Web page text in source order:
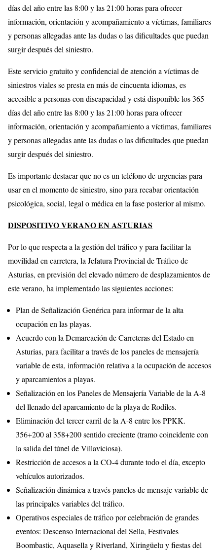
días del año entre las 8:00 y las 21:00 horas para ofrecer
información, orientación y acompañamiento a víctimas, familiares
y personas allegadas ante las dudas o las dificultades que puedan
surgir después del siniestro.
Este servicio gratuito y confidencial de atención a víctimas de
siniestros viales se presta en más de cincuenta idiomas, es
accesible a personas con discapacidad y está disponible los 365
días del año entre las 8:00 y las 21:00 horas para ofrecer
información, orientación y acompañamiento a víctimas, familiares
y personas allegadas ante las dudas o las dificultades que puedan
surgir después del siniestro.
Es importante destacar que no es un teléfono de urgencias para
usar en el momento de siniestro, sino para recabar orientación
psicológica, social, legal o médica en la fase posterior al mismo.
DISPOSITIVO VERANO EN ASTURIAS
Por lo que respecta a la gestión del tráfico y para facilitar la
movilidad en carretera, la Jefatura Provincial de Tráfico de
Asturias, en previsión del elevado número de desplazamientos de
este verano, ha implementado las siguientes acciones:
Plan de Señalización Genérica para informar de la alta
ocupación en las playas.
Acuerdo con la Demarcación de Carreteras del Estado en
Asturias, para facilitar a través de los paneles de mensajería
variable de esta, información relativa a la ocupación de accesos
y aparcamientos a playas.
Señalización en los Paneles de Mensajería Variable de la A-8
del llenado del aparcamiento de la playa de Rodiles.
Eliminación del tercer carril de la A-8 entre los PPKK.
356+200 al 358+200 sentido creciente (tramo coincidente con
la salida del túnel de Villaviciosa).
Restricción de accesos a la CO-4 durante todo el día, excepto
vehículos autorizados.
Señalización dinámica a través paneles de mensaje variable de
las principales variables del tráfico.
Operativos especiales de tráfico por celebración de grandes
eventos: Descenso Internacional del Sella, Festivales
Boombastic, Aquasella y Riverland, Xiringüelu y fiestas del